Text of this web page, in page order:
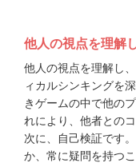
他人の視点を理解
他人の視点を理解し
ィカルシンキングを
きゲームの中で他の
れにより、他者との
次に、自己検証です
か、常に疑問を持つ